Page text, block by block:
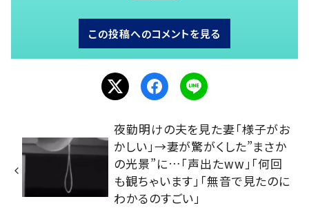
この投稿へのコメントを見る
夜勤明けの夫を見た妻「様子がお
かしい」→妻が驚がくした”まさか
の光景”に…「声出たww」「何回
も観ちゃいます」「無音で見たのに
わかるのすごい」